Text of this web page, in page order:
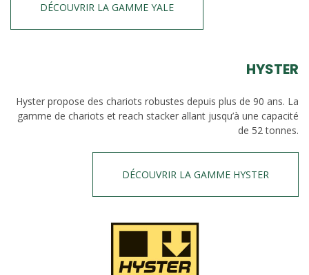
DÉCOUVRIR LA GAMME YALE
HYSTER
Hyster propose des chariots robustes depuis plus de 90 ans. La
gamme de chariots et reach stacker allant jusqu’à une capacité
de 52 tonnes.
DÉCOUVRIR LA GAMME HYSTER